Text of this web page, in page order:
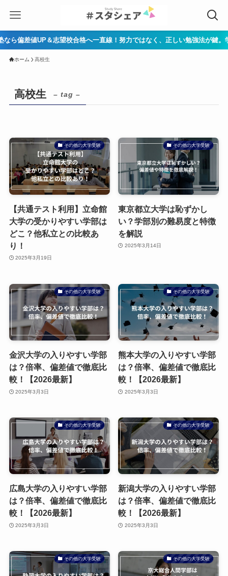
値UP＆志望校合格へ一直線！努力ではなく、正しい勉強法が鍵。学習コ
ホーム 高校生
高校生 – tag –
その他の大学受験
【共通テスト利用】立命館
大学の受かりやすい学部は
どこ？他私立との比較あ
り！
2025年3月19日
その他の大学受験
東京都立大学は恥ずかし
い？学部別の難易度と特徴
を解説
2025年3月14日
その他の大学受験
金沢大学の入りやすい学部
は？倍率、偏差値で徹底比
較！【2026最新】
2025年3月3日
その他の大学受験
熊本大学の入りやすい学部
は？倍率、偏差値で徹底比
較！【2026最新】
2025年3月3日
その他の大学受験
広島大学の入りやすい学部
は？倍率、偏差値で徹底比
較！【2026最新】
2025年3月3日
その他の大学受験
新潟大学の入りやすい学部
は？倍率、偏差値で徹底比
較！【2026最新】
2025年3月3日
その他の大学受験 その他の大学受験